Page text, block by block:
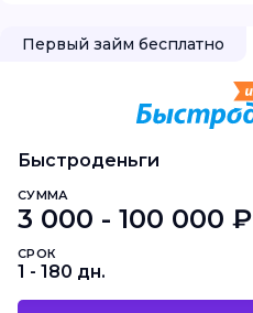
Первый займ бесплатно
Быстроденьги
СУММА
3 000 - 100 000 ₽
СРОК
1 - 180 дн.